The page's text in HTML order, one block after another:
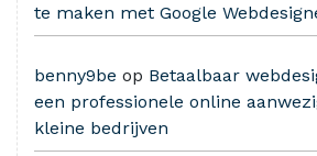
te maken met Google
benny9be op Betaalbaar
een professionele online
kleine bedrijven